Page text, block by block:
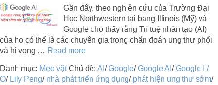
Gần đây, theo nghiên cứu của Trường Đại
Học Northwestern tại bang Illinois (Mỹ) và
Google cho thấy rằng Trí tuệ nhân tạo (AI)
của họ có thể là các chuyên gia trong chẩn đoán ung thư phổi
và hi vọng … Read more
Danh mục: Mẹo vặt Chủ đề: AI /Google/Google AI /Google I /
O/ Lily Peng/ nhà phát triển ứng dụng/ phát hiện ung thư sớm/